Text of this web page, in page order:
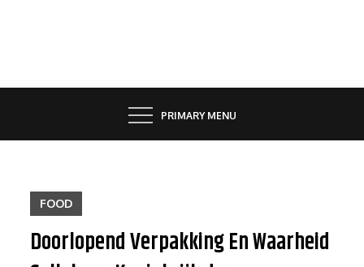
PRIMARY MENU
FOOD
Doorlopend Verpakking En Waarheid